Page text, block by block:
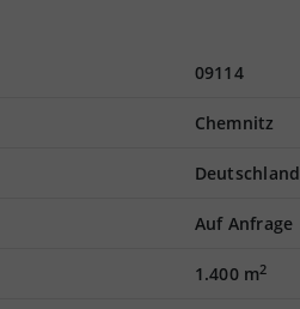
09114
Chemnitz
Deutschland
Auf Anfrage
1.400 m2